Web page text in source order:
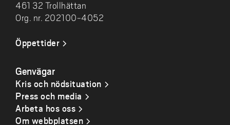
461 32 Trollhättan
Org. nr. 202100-4052
Öppettider
Genvägar
Kris och nödsituation
Press och media
Arbeta hos oss
Om webbplatsen